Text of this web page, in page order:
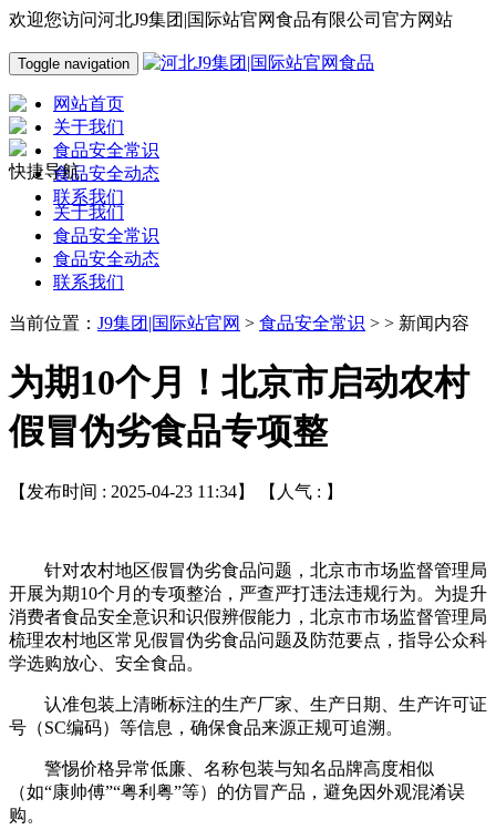
欢迎您访问河北J9集团|国际站官网食品有限公司官方网站
Toggle navigation
网站首页
关于我们
食品安全常识
食品安全动态
联系我们
快捷导航
关于我们
食品安全常识
食品安全动态
联系我们
当前位置： J9集团|国际站官网 > 食品安全常识 > > 新闻内容
为期10个月！北京市启动农村
假冒伪劣食品专项整
【发布时间 : 2025-04-23 11:34】 【人气 : 】
针对农村地区假冒伪劣食品问题，北京市市场监督管理局
开展为期10个月的专项整治，严查严打违法违规行为。为提升
消费者食品安全意识和识假辨假能力，北京市市场监督管理局
梳理农村地区常见假冒伪劣食品问题及防范要点，指导公众科
学选购放心、安全食品。
认准包装上清晰标注的生产厂家、生产日期、生产许可证
号（SC编码）等信息，确保食品来源正规可追溯。
警惕价格异常低廉、名称包装与知名品牌高度相似
（如“康帅傅”“粤利粤”等）的仿冒产品，避免因外观混淆误
购。